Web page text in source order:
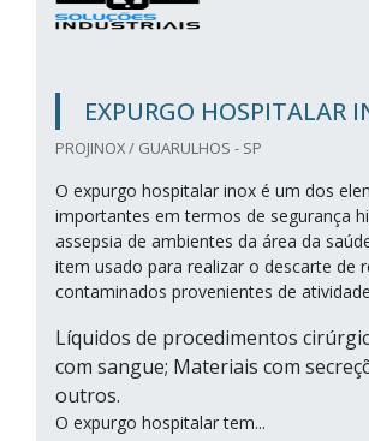
EXPURGO HOSPITALAR
PROJINOX / GUARULHOS - SP
O expurgo hospitalar inox é um dos
importantes em termos de segurança
assepsia de ambientes da área da
item usado para realizar o descarte de
contaminados provenientes de
Líquidos de procedimentos
com sangue; Materiais com
outros.
O expurgo hospitalar tem...